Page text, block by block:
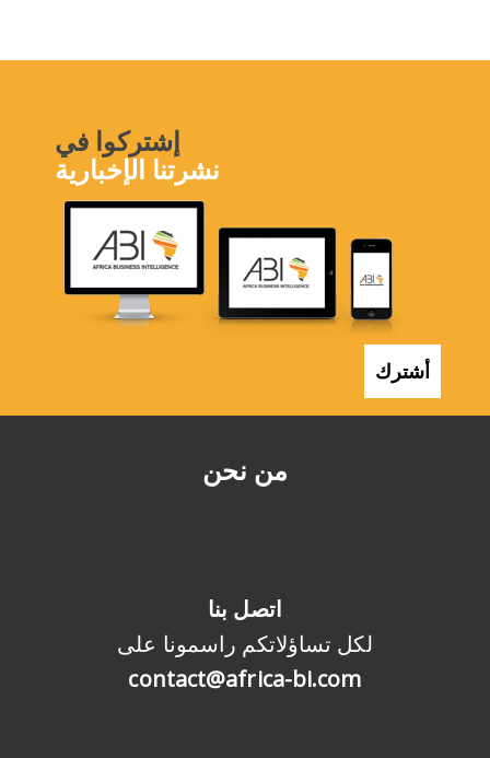
من نحن
اتصل بنا
لكل تساؤلاتكم راسمونا على
contact@africa-bi.com
إشتركوا في
نشرتنا الإخبارية
أشترك